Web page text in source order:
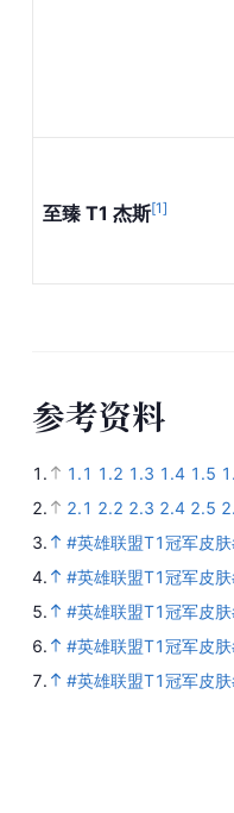
至臻 T1 杰斯[1]
参考资料
1. 1.1 1.2 1.3 1.4 1.5
2.
2.1 2.2 2.3 2.4 2.5
3.
#英雄联盟T1冠军皮
4.
#英雄联盟T1冠军皮
5.
#英雄联盟T1冠军皮
6.
#英雄联盟T1冠军皮
7.
#英雄联盟T1冠军皮